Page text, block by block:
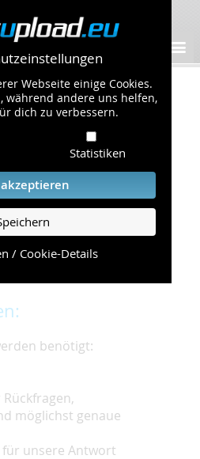
Webseite einige Cookies.
während andere uns helfen,
dich zu verbessern.
Statistiken
/ Cookie-Details
unkomplizierte
zu gewährleisten,
und einzuhalten.
Sie auf unserer
Fragen
benötigt:
möglichst genaue
für unsere Antwort